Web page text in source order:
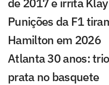
Punições da F1
Hamilton em 2026
Atlanta 30 anos:
prata no basquete